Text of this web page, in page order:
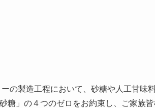
の製造工程において、砂糖や人工甘味
糖」の４つのゼロをお約束し、ご家族